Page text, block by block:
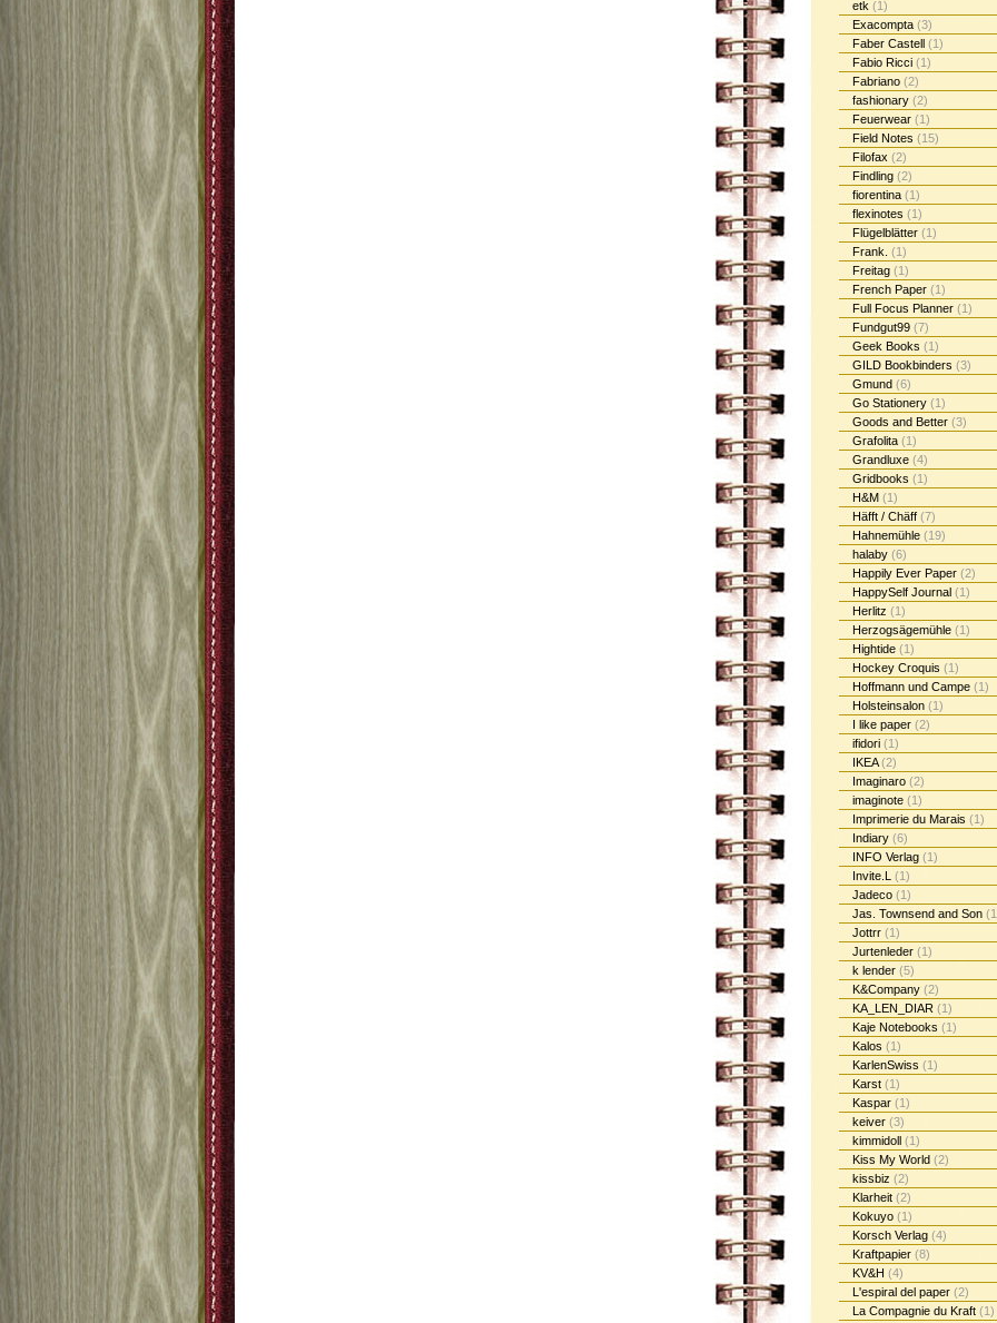
etk (1)
Exacompta (3)
Faber Castell (1)
Fabio Ricci (1)
Fabriano (2)
fashionary (2)
Feuerwear (1)
Field Notes (15)
Filofax (2)
Findling (2)
fiorentina (1)
flexinotes (1)
Flügelblätter (1)
Frank. (1)
Freitag (1)
French Paper (1)
Full Focus Planner (1)
Fundgut99 (7)
Geek Books (1)
GILD Bookbinders (3)
Gmund (6)
Go Stationery (1)
Goods and Better (3)
Grafolita (1)
Grandluxe (4)
Gridbooks (1)
H&M (1)
Häfft / Chäff (7)
Hahnemühle (19)
halaby (6)
Happily Ever Paper (2)
HappySelf Journal (1)
Herlitz (1)
Herzogsägemühle (1)
Hightide (1)
Hockey Croquis (1)
Hoffmann und Campe (1)
Holsteinsalon (1)
I like paper (2)
ifidori (1)
IKEA(2)
Imaginaro (2)
imaginote (1)
Imprimerie du Marais (1)
Indiary (6)
INFO Verlag (1)
Invite.L (1)
Jadeco (1)
Jas. Townsend and Son
Jottrr (1)
Jurtenleder (1)
k lender (5)
K&Company (2)
KA_LEN_DIAR (1)
Kaje Notebooks (1)
Kalos (1)
KarlenSwiss (1)
Karst (1)
Kaspar (1)
keiver (3)
kimmidoll (1)
Kiss My World (2)
kissbiz (2)
Klarheit (2)
Kokuyo (1)
Korsch Verlag (4)
Kraftpapier (8)
KV&H (4)
L'espiral del paper (2)
La Compagnie du Kraft (1)